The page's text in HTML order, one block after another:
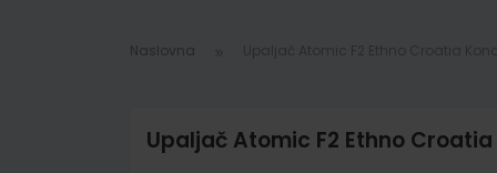
Naslovna
Upaljač Atomic F2 Ethno